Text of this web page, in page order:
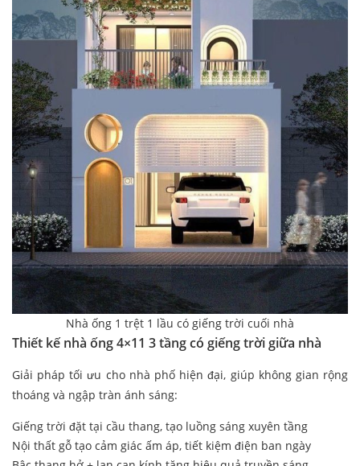
Nhà ống 1 trệt 1 lầu có giếng trời cuối nhà
Thiết kế nhà ống 4×11 3 tầng có giếng trời giữa nhà
Giải pháp tối ưu cho nhà phố hiện đại, giúp không gian rộng
thoáng và ngập tràn ánh sáng:
Giếng trời đặt tại cầu thang, tạo luồng sáng xuyên tầng
Nội thất gỗ tạo cảm giác ấm áp, tiết kiệm điện ban ngày